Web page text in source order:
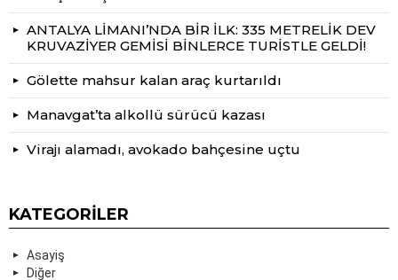
ANTALYA LİMANI’NDA BİR İLK: 335 METRELİK DEV
KRUVAZİYER GEMİSİ BİNLERCE TURİSTLE GELDİ!
Gölette mahsur kalan araç kurtarıldı
Manavgat’ta alkollü sürücü kazası
Virajı alamadı, avokado bahçesine uçtu
KATEGORILER
Asayiş
Diğer